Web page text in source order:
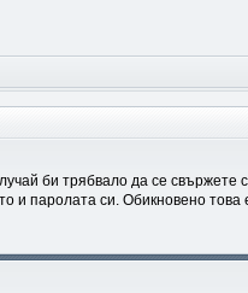
би трябвало да се свържете с
и паролата си. Обикновено това